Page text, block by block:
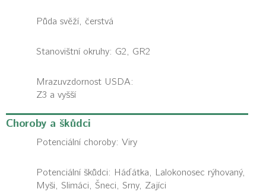
Půda svěží, čerstvá
Stanovištní okruhy: G2, GR2
Mrazuvzdornost USDA:
Z3 a vyšší
Choroby a škůdci
Potenciální choroby: Viry
Potenciální škůdci: Háďátka, Lalokonosec rýhovaný,
Myši, Slimáci, Šneci, Srny, Zajíci